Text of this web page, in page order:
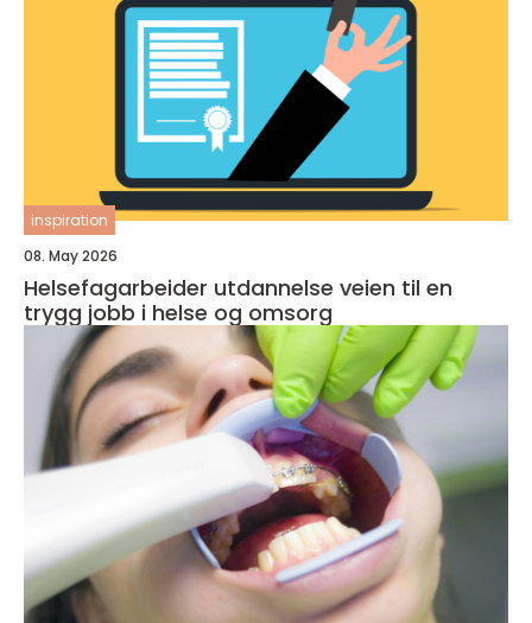
inspiration
08. May 2026
Helsefagarbeider utdannelse veien til en
trygg jobb i helse og omsorg